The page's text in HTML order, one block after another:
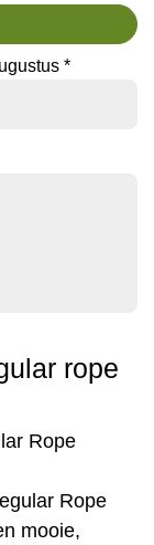
*
rope
Rope
Rope
mooie,